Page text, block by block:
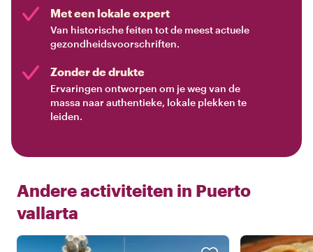
Met een lokale expert
Van historische feiten tot de meest actuele
gezondheidsvoorschriften.
Zonder de drukte
Ervaringen ontworpen om je weg van de
massa naar authentieke, lokale plekken te
leiden.
Andere activiteiten in Puerto
vallarta